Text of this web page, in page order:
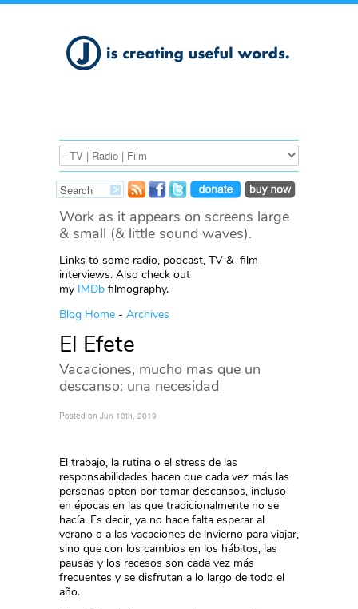
Work as it appears on screens large
& small (& little sound waves).
Links to some radio, podcast, TV & film
interviews. Also check out
my IMDb filmography.
Blog Home - Archives
El Efete
Vacaciones, mucho mas que un
descanso: una necesidad
Posted on Jun 10th, 2019
El trabajo, la rutina o el stress de las
responsabilidades hacen que cada vez más las
personas opten por tomar descansos, incluso
en épocas en las que tradicionalmente no se
hacía. Es decir, ya no hace falta esperar al
verano o a las vacaciones de invierno para viajar,
sino que con los cambios en los hábitos, las
pausas y los recesos son cada vez más
frecuentes y se disfrutan a lo largo de todo el
año.